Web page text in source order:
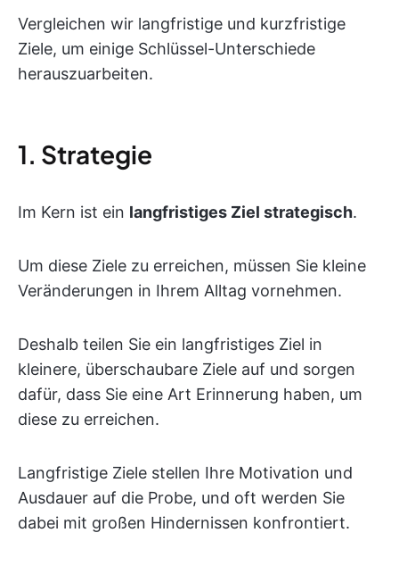
Vergleichen wir langfristige und kurzfristige
Ziele, um einige Schlüssel-Unterschiede
herauszuarbeiten.
1. Strategie
Im Kern ist ein langfristiges Ziel strategisch.
Um diese Ziele zu erreichen, müssen Sie kleine
Veränderungen in Ihrem Alltag vornehmen.
Deshalb teilen Sie ein langfristiges Ziel in
kleinere, überschaubare Ziele auf und sorgen
dafür, dass Sie eine Art Erinnerung haben, um
diese zu erreichen.
Langfristige Ziele stellen Ihre Motivation und
Ausdauer auf die Probe, und oft werden Sie
dabei mit großen Hindernissen konfrontiert.